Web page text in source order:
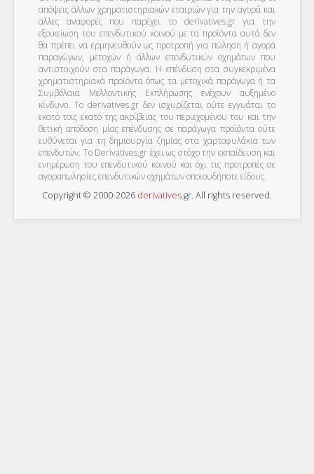
απόψεις άλλων χρηματιστηριακών εταιριών για την αγορά και
άλλες αναφορές που παρέχει το derivatives.gr για την
εξοικείωση του επενδυτικού κοινού με τα προϊόντα αυτά δεν
θα πρέπει να ερμηνευθούν ως προτροπή για πώληση ή αγορά
παραγώγων, μετοχών ή άλλων επενδυτικών οχημάτων που
αντιστοιχούν στα παράγωγα. Η επένδυση στα συγκεκριμένα
χρηματιστηριακά προϊόντα όπως τα μετοχικά παράγωγα ή τα
Συμβόλαια Μελλοντικής Εκπλήρωσης ενέχουν αυξημένο
κίνδυνο. Το derivatives.gr δεν ισχυρίζεται ούτε εγγυάται το
εκατό τοις εκατό της ακρίβειας του περιεχομένου του και την
θετική απόδοση μίας επένδυσης σε παράγωγα προϊόντα ούτε
ευθύνεται για τη δημιουργία ζημίας στα χαρτοφυλάκια των
επενδυτών. To Derivatives.gr έχει ως στόχο την εκπαίδευση και
ενημέρωση του επενδυτικού κοινού και όχι τις προτροπές σε
αγοραπωλησίες επενδυτικών οχημάτων οποιουδήποτε είδους.
Copyright © 2000-2026 derivatives.gr. All rights reserved.